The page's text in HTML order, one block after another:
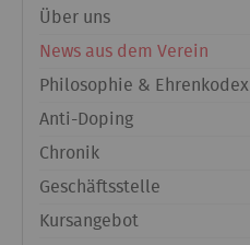
Über uns
News aus dem Verein
Philosophie & Ehrenkodex
Anti-Doping
Chronik
Geschäftsstelle
Kursangebot